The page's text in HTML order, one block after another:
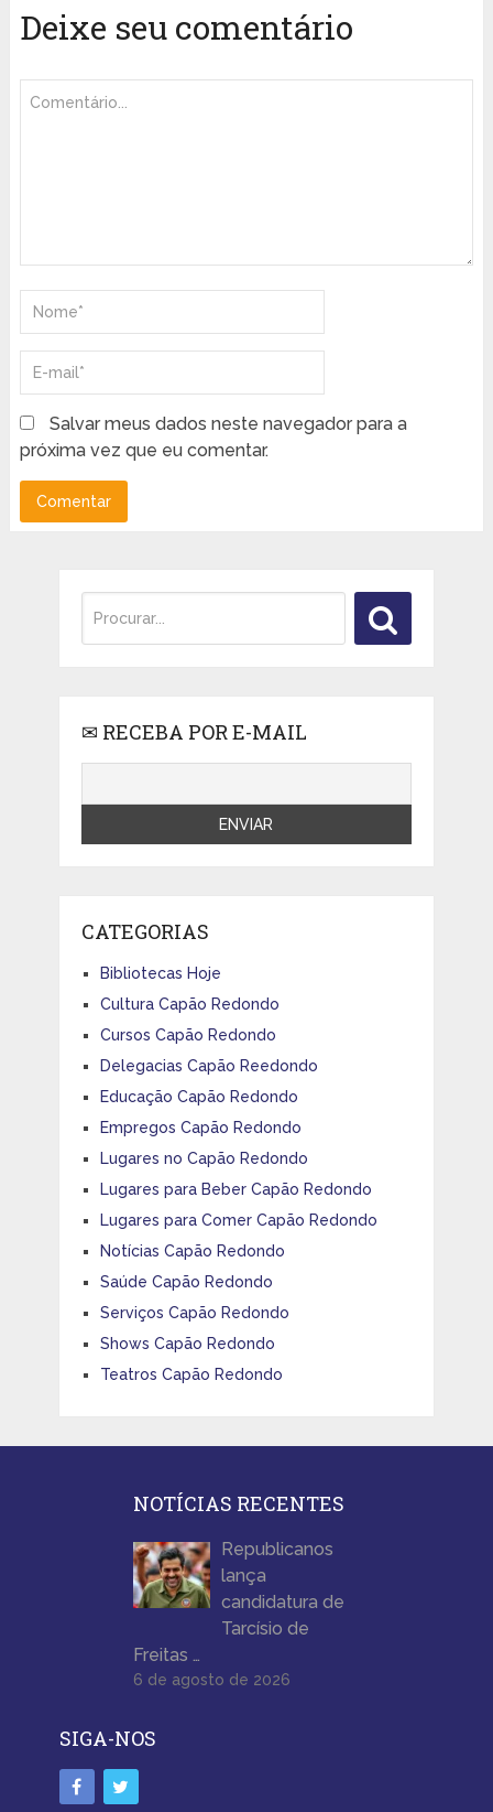
Deixe seu comentário
Salvar meus dados neste navegador para a
próxima vez que eu comentar.
✉ RECEBA POR E-MAIL
CATEGORIAS
Bibliotecas Hoje
Cultura Capão Redondo
Cursos Capão Redondo
Delegacias Capão Reedondo
Educação Capão Redondo
Empregos Capão Redondo
Lugares no Capão Redondo
Lugares para Beber Capão Redondo
Lugares para Comer Capão Redondo
Notícias Capão Redondo
Saúde Capão Redondo
Serviços Capão Redondo
Shows Capão Redondo
Teatros Capão Redondo
NOTÍCIAS RECENTES
Republicanos
lança
candidatura de
Tarcísio de
Freitas …
6 de agosto de 2026
SIGA-NOS